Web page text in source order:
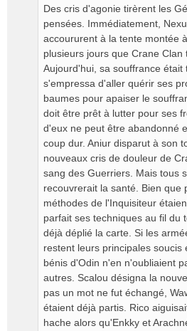
Des cris d'agonie tirèrent les
pensées. Immédiatement,
accoururent à la tente montée
plusieurs jours que Crane Clan
Aujourd'hui, sa souffrance était
s'empressa d'aller quérir ses
baumes pour apaiser le
doit être prêt à lutter pour ses
d'eux ne peut être abandonné
coup dur. Aniur disparut à son
nouveaux cris de douleur de
sang des Guerriers. Mais tous
recouvrerait la santé. Bien que
méthodes de l'Inquisiteur
parfait ses techniques au fil du
déjà déplié la carte. Si les
restent leurs principales soucis
bénis d'Odin n'en n'oubliaient
autres. Scalou désigna la
pas un mot ne fut échangé,
étaient déjà partis. Rico
hache alors qu'Enkky et